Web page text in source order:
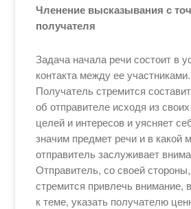
Членение высказывания с
получателя
Задача начала речи состоит в
контакта между ее участниками.
Получатель стремится
об отправителе исходя из своих
целей и интересов и уясняет
значим предмет речи и в какой
отправитель заслуживает
Отправитель, со своей стороны,
стремится привлечь внимание,
к теме, указать получателю